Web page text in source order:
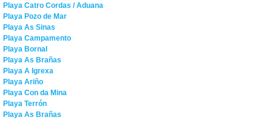
Playa Catro Cordas / Aduana
Playa Pozo de Mar
Playa As Sinas
Playa Campamento
Playa Bornal
Playa As Brañas
Playa A Igrexa
Playa Ariño
Playa Con da Mina
Playa Terrón
Playa As Brañas